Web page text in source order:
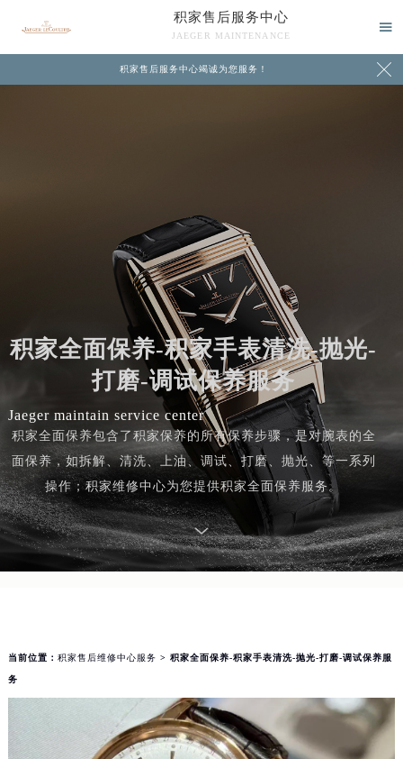
积家售后服务中心
JAEGER MAINTENANCE

积家售后服务中心竭诚为您服务！ 
积家全面保养-积家手表清洗-抛光-
打磨-调试保养服务
Jaeger maintain service center
积家全面保养包含了积家保养的所有保养步骤，是对腕表的全
面保养，如拆解、清洗、上油、调试、打磨、抛光、等一系列
操作；积家维修中心为您提供积家全面保养服务。
当前位置： 积家售后维修中心服务 > 积家全面保养-积家手表清洗-抛光-打磨-调试保养服
务